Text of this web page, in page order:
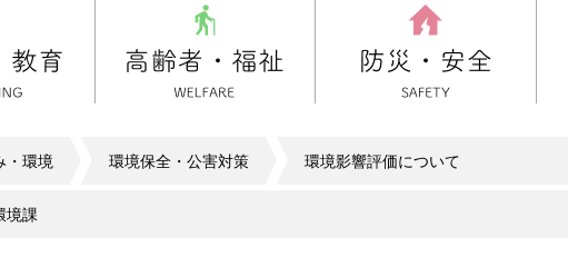
・環境 環境保全・公害対策 環境影響評価について
境課